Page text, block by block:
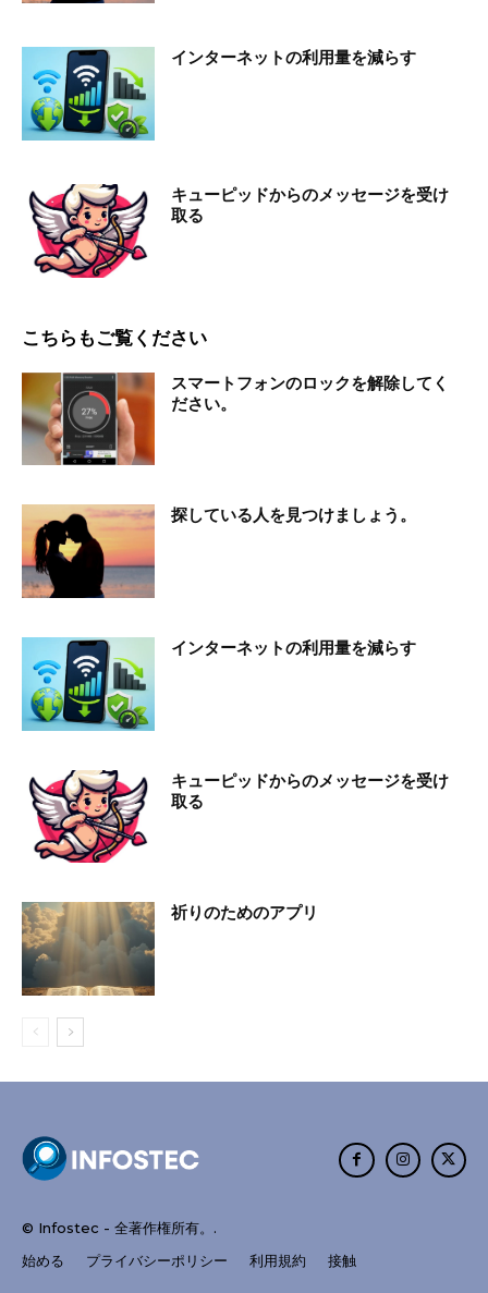
インターネットの利用量を減らす
キューピッドからのメッセージを受け
取る
こちらもご覧ください
スマートフォンのロックを解除してく
ださい。
探している人を見つけましょう。
インターネットの利用量を減らす
キューピッドからのメッセージを受け
取る
祈りのためのアプリ
© Infostec - 全著作権所有。.
始める
プライバシーポリシー 利用規約 接触